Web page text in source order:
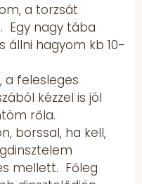
a torzsát
Egy nagy tába
állni hagyom kb 10-
a felesleges
kézzel is jól
rőla.
borssal, ha kell,
mellett. Főleg